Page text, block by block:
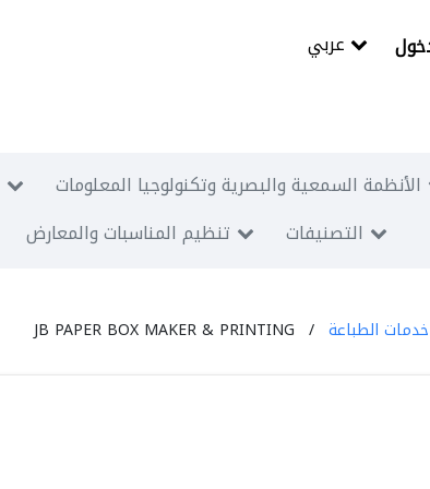
الأنظمة السمعية والبصرية وتكنولوجيا المعلومات
تنظيم المناسبات والمعارض التصنيفات
خدمات الطباعة JB PAPER BOX MAKER & PRINTING